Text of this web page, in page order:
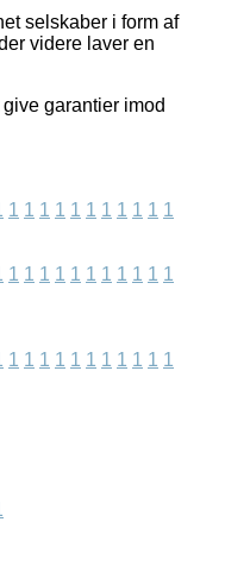
selskaber i form af
videre laver en
garantier imod
1 1 1 1 1 1 1 1 1 1 1
1 1 1 1 1 1 1 1 1 1 1
1 1 1 1 1 1 1 1 1 1 1